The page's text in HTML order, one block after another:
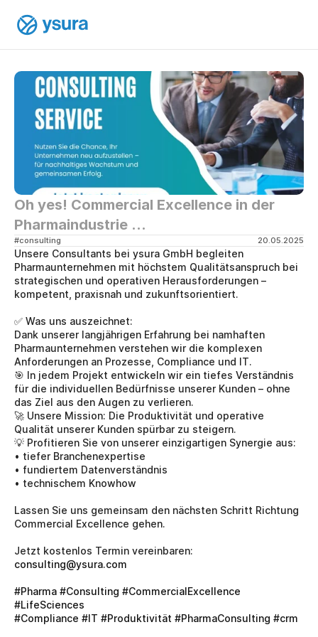
Oh yes! Commercial Excellence in der
Pharmaindustrie ...
#consulting 20.05.2025
Unsere Consultants bei ysura GmbH begleiten
Pharmaunternehmen mit höchstem Qualitätsanspruch bei
strategischen und operativen Herausforderungen –
kompetent, praxisnah und zukunftsorientiert.
✅ Was uns auszeichnet:
Dank unserer langjährigen Erfahrung bei namhaften
Pharmaunternehmen verstehen wir die komplexen
Anforderungen an Prozesse, Compliance und IT.
🎯 In jedem Projekt entwickeln wir ein tiefes Verständnis
für die individuellen Bedürfnisse unserer Kunden – ohne
das Ziel aus den Augen zu verlieren.
🚀 Unsere Mission: Die Produktivität und operative
Qualität unserer Kunden spürbar zu steigern.
💡 Profitieren Sie von unserer einzigartigen Synergie aus:
• tiefer Branchenexpertise
• fundiertem Datenverständnis
• technischem Knowhow
Lassen Sie uns gemeinsam den nächsten Schritt Richtung
Commercial Excellence gehen.
consulting@ysura.com
#Pharma #Consulting #CommercialExcellence
#LifeSciences
#Compliance #IT #Produktivität #PharmaConsulting #crm